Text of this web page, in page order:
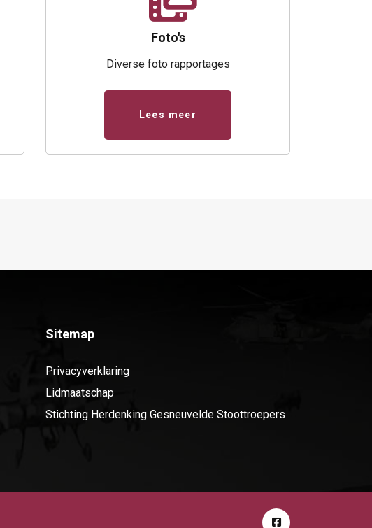
Foto's
Diverse foto rapportages
Lees meer
Sitemap
Privacyverklaring
Lidmaatschap
Stichting Herdenking Gesneuvelde Stoottroepers